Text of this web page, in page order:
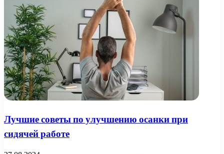
Лучшие советы по улучшению осанки при
сидячей работе